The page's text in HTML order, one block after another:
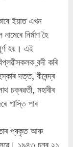
ইয়াত এখন
নিৰ্মাণ হৈ
হয়। এই
বন্দী কৰি
দত্ত, বীৰেন্দ্ৰ
চক্ৰৱৰ্তী, মহাবীৰ
শাস্তি পাৰ
প্ৰকৃত আৰু